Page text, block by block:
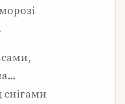
снігами